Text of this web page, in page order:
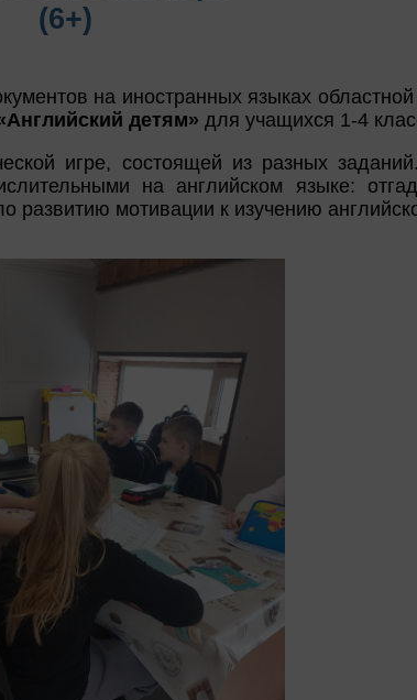
(6+)
на иностранных языках
детям» для учащихся 1-4
игре, состоящей из разных
на английском языке:
развитию мотивации к изучению